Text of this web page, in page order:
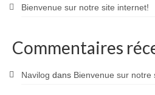
Bienvenue sur notre site internet!
Commentaires
Navilog dans Bienvenue sur notre